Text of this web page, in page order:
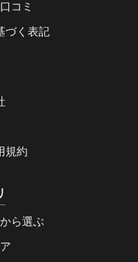
コミ
づく表記
規約
ら選ぶ